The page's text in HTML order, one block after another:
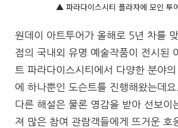
▲ 파라다이스시티 플라자에 모인 투
원데이 아트투어가 올해로 5년 차를
점의 국내외 유명 예술작품이 전시된
트 파라다이스시티에서 다양한 분야
에 하나뿐인 도슨트를 진행해왔는데
다른 해설은 물론 영감을 받아 선보이
져 많은 참여 관람객들에게 뜨거운 호